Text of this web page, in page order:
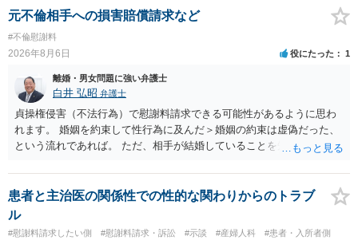
になるような条件提示をする等、模索するほかありません（極端な話
をいえば、夫から「この条件なら離婚してもよい」として提示された
条件を全部丸呑みする、という方法しかないかもしれません）。た
だ、離婚訴訟をしたくないという考えを見透かされてしまうと、逆に
足下を見られてしまいますので、注意する必要があります。 夫が離婚
に抵抗する可能性が高いのであれば、むしろ淡々と調停不成立にして
離婚訴訟で離婚原因を主張し、判決へ持っていく方が近道であること
も少なくありません。見通し等を含め、弁護士へ相談・依頼した方が
よいと思います。
元不倫相手への損害賠償請求など
#不倫慰謝料
2026年8月6日 役にたった 1
離婚・男女問題に強い弁護士
白井 弘昭 弁護士
貞操権侵害（不法行為）で慰謝料請求できる可能性があるように思わ
れます。 婚姻を約束して性行為に及んだ＞婚姻の約束は虚偽だった、
という流れであれば。 ただ、相手が結婚していることを知って行為に
性も認められそうですので、あまり慰謝料は高額にならないように思
われます。 一度、最寄りの弁護士に相談してみてください。
患者と主治医の関係性での性的な関わりからのトラブ
ル
#慰謝料請求したい側 #慰謝料請求・訴訟 #示談 #産婦人科 #患者・入所者側